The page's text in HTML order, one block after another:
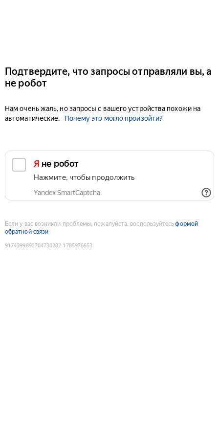
Подтвердите, что запросы отправляли вы, а
не робот
Нам очень жаль, но запросы с вашего устройства похожи на
автоматические.
Почему это могло произойти?
Я не робот
Нажмите, чтобы продолжить
Yandex SmartCaptcha
Если у вас возникли проблемы, пожалуйста, воспользуйтесьформой
обратной связи
9174399892704730282:1785976653